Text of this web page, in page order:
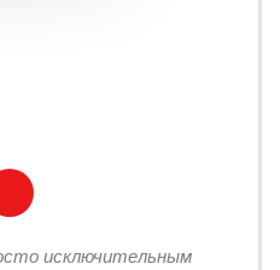
исключительным